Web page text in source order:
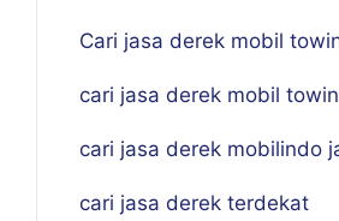
Cari jasa derek mobil
cari jasa derek mobil
cari jasa derek mobilindo
cari jasa derek terdekat